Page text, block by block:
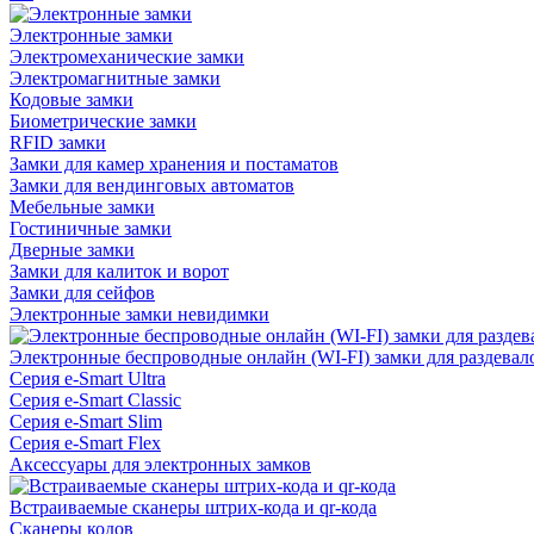
Электронные замки
Электромеханические замки
Электромагнитные замки
Кодовые замки
Биометрические замки
RFID замки
Замки для камер хранения и постаматов
Замки для вендинговых автоматов
Мебельные замки
Гостиничные замки
Дверные замки
Замки для калиток и ворот
Замки для сейфов
Электронные замки невидимки
Электронные беспроводные онлайн (WI-FI) замки для
Серия e-Smart Ultra
Серия e-Smart Classic
Серия e-Smart Slim
Серия e-Smart Flex
Аксессуары для электронных замков
Встраиваемые сканеры штрих-кода и qr-кода
Сканеры кодов